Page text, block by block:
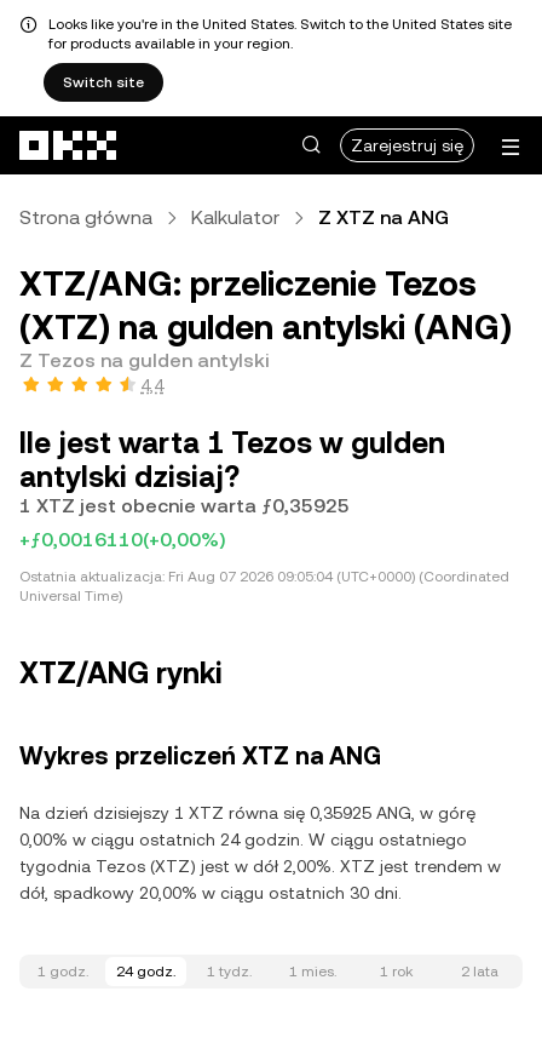
Looks like you're in the United States. Switch to the United States site
for products available in your region.
Switch site
Zarejestruj się
Strona główna Kalkulator Z XTZ na ANG
XTZ/ANG: przeliczenie Tezos
(XTZ) na gulden antylski (ANG)
Z Tezos na gulden antylski
4,4
Ile jest warta 1 Tezos w gulden
antylski dzisiaj?
1 XTZ jest obecnie warta ƒ0,35925
+ƒ0,0016110(+0,00%)
Ostatnia aktualizacja: Fri Aug 07 2026 09:05:04 (UTC+0000) (Coordinated
Universal Time)
XTZ/ANG rynki
Wykres przeliczeń XTZ na ANG
Na dzień dzisiejszy 1 XTZ równa się 0,35925 ANG, w górę
0,00% w ciągu ostatnich 24 godzin. W ciągu ostatniego
tygodnia Tezos (XTZ) jest w dół 2,00%. XTZ jest trendem w
dół, spadkowy 20,00% w ciągu ostatnich 30 dni.
1 godz. 24 godz. 1 tydz. 1 mies. 1 rok 2 lata